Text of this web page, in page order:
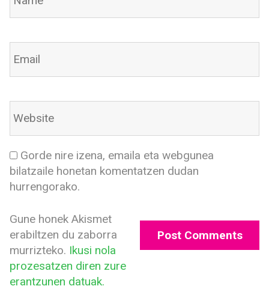
Gorde nire izena, emaila eta webgunea
bilatzaile honetan komentatzen dudan
hurrengorako.
Gune honek Akismet
erabiltzen du zaborra
murrizteko. Ikusi nola
prozesatzen diren zure
erantzunen datuak.